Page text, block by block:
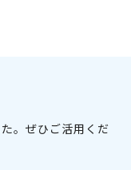
。ぜひご活用くだ